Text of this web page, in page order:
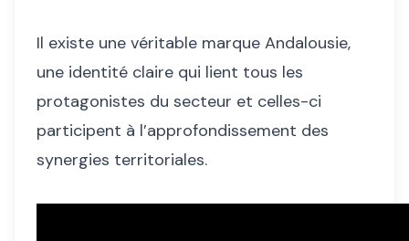
Il existe une véritable marque Andalousie,
une identité claire qui lient tous les
protagonistes du secteur et celles-ci
participent à l’approfondissement des
synergies territoriales.